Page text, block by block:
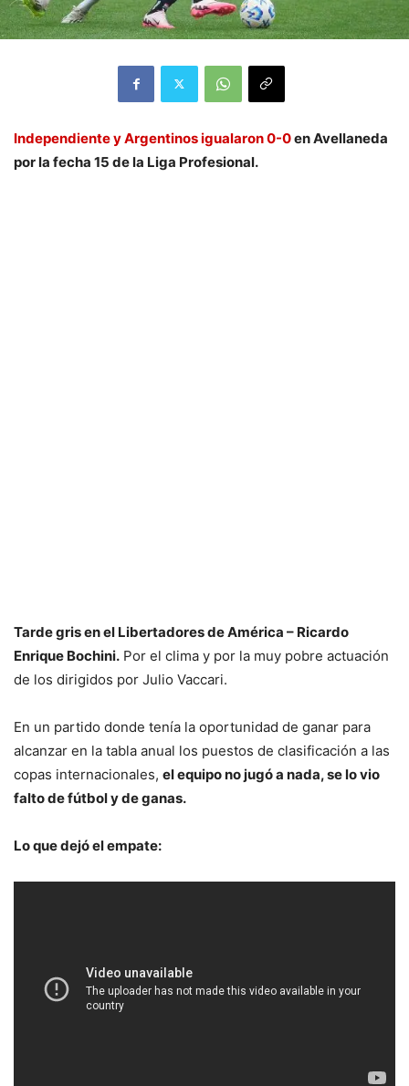
Independiente y Argentinos igualaron 0-0en Avellaneda
por la fecha 15 de la Liga Profesional.
Tarde gris en el Libertadores de América – Ricardo
Enrique Bochini. Por el clima y por la muy pobre actuación
de los dirigidos por Julio Vaccari.
En un partido donde tenía la oportunidad de ganar para
alcanzar en la tabla anual los puestos de clasificación a las
copas internacionales, el equipo no jugó a nada, se lo vio
falto de fútbol y de ganas.
Lo que dejó el empate: